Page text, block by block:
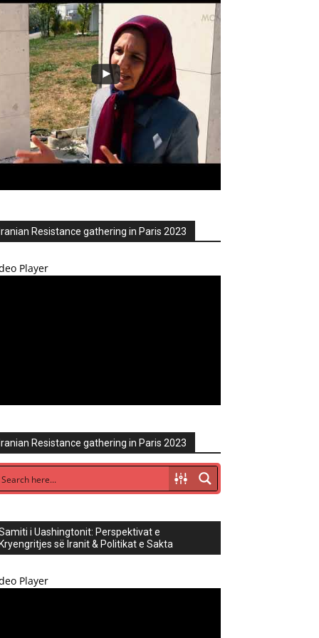
Resistance gathering in Paris 2023
Player
Resistance gathering in Paris 2023
i Uashingtonit: Perspektivat e
së Iranit & Politikat e Sakta
Player